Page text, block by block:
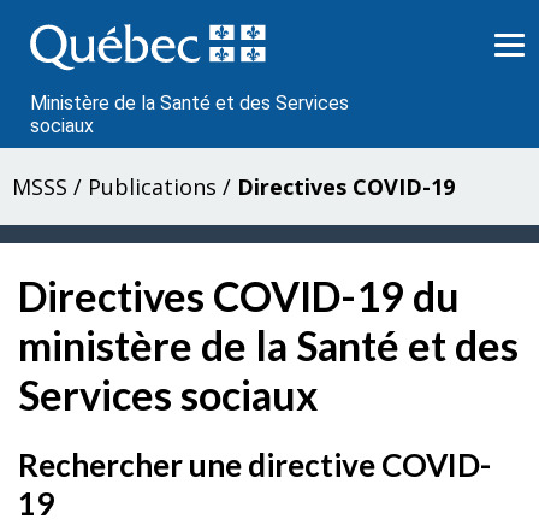
au
contenu
Ministère de la Santé et des Services
sociaux
MSSS / Publications / Directives COVID-19
Directives COVID-19 du
ministère de la Santé et des
Services sociaux
Rechercher une directive COVID-
19